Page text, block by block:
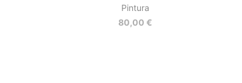
Pintura
80,00 €